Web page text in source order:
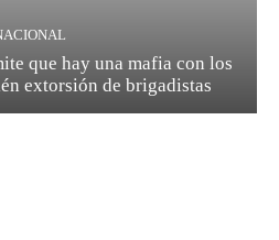
que hay una mafia con los
extorsión de brigadistas